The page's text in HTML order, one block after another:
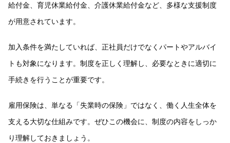
給付金、育児休業給付金、介護休業給付金など、多様な支援制度
が用意されています。
加入条件を満たしていれば、正社員だけでなくパートやアルバイ
トも対象になります。制度を正しく理解し、必要なときに適切に
手続きを行うことが重要です。
雇用保険は、単なる「失業時の保険」ではなく、働く人生全体を
支える大切な仕組みです。ぜひこの機会に、制度の内容をしっか
り理解しておきましょう。